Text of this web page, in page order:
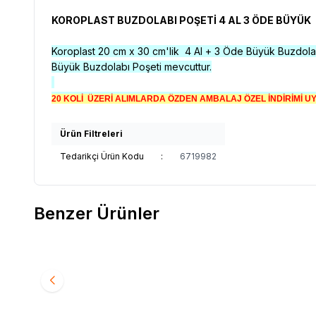
KOROPLAST BUZDOLABI POŞETİ 4 AL 3 ÖDE BÜYÜK
Koroplast 20 cm x 30 cm'lik 4 Al + 3 Öde Büyük
Büyük Buzdolabı Poşeti mevcuttur.
20 KOLİ ÜZERİ ALIMLARDA ÖZDEN AMBALAJ ÖZEL İNDİRİMİ
Ürün Filtreleri
Tedarikçi Ürün Kodu : 6719982
Benzer Ürünler
1.231,00